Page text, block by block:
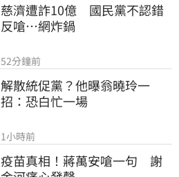
慈濟遭詐10億　國民黨不認錯
反嗆⋯網炸鍋
52分鐘前
解散統促黨？他曝翁曉玲一
招：恐白忙一場
1小時前
疫苗真相！蔣萬安嗆一句　謝